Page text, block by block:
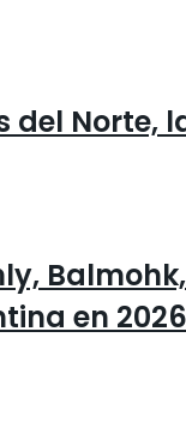
del Norte,
en 2026